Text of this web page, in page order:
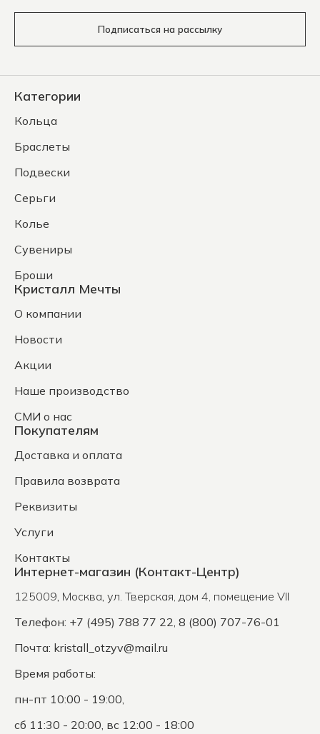
Подписаться на рассылку
Категории
Кольца
Браслеты
Подвески
Серьги
Колье
Сувениры
Броши
Кристалл Мечты
О компании
Новости
Акции
Наше производство
СМИ о нас
Покупателям
Доставка и оплата
Правила возврата
Реквизиты
Услуги
Контакты
Интернет-магазин (Контакт-Центр)
125009, Москва, ул. Тверская, дом 4, помещение VII
Телефон: +7 (495) 788 77 22, 8 (800) 707-76-01
Почта: kristall_otzyv@mail.ru
Время работы:
пн-пт 10:00 - 19:00,
сб 11:30 - 20:00, вс 12:00 - 18:00